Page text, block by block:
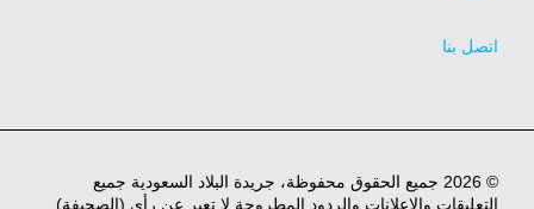
اتصل بنا
© 2026 جميع الحقوق محفوظة، جريدة البلاد السعودية جميع
التعليقات والاعلانات والردود المطروحة لا تعبر عن رأي (الصحيفة)